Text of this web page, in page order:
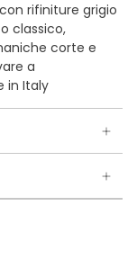
rifiniture grigio
classico,
corte e
a
in Italy